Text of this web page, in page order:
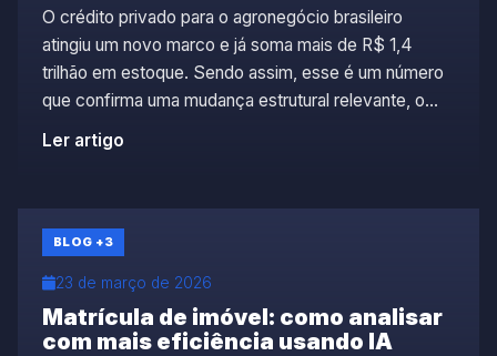
O crédito privado para o agronegócio brasileiro
atingiu um novo marco e já soma mais de R$ 1,4
trilhão em estoque. Sendo assim, esse é um número
que confirma uma mudança estrutural relevante, o
setor está ampliando suas fontes de financiamento e
se conectando de forma mais direta ao mercado de
Ler artigo
BLOG +3
23 de março de 2026
Matrícula de imóvel: como analisar
com mais eficiência usando IA